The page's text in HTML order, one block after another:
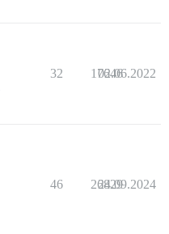
32 17646
02.06.2022
46 26829
24.09.2024